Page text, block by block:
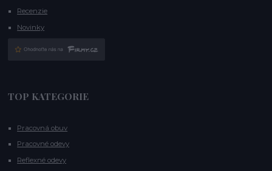
Recenzie
Novinky
TOP KATEGORIE
Pracovná obuv
Pracovné odevy
Reflexné odevy